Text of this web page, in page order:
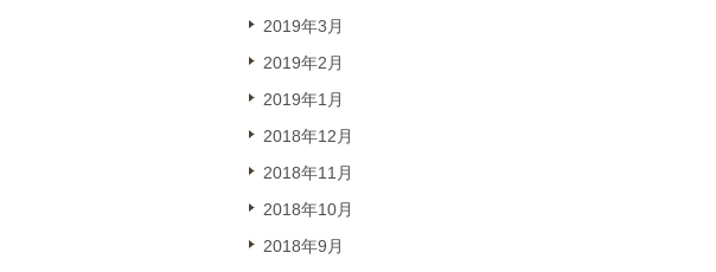
2019年3月
2019年2月
2019年1月
2018年12月
2018年11月
2018年10月
2018年9月